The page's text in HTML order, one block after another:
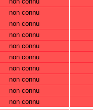
non connu
non connu
non connu
non connu
non connu
non connu
non connu
non connu
non connu